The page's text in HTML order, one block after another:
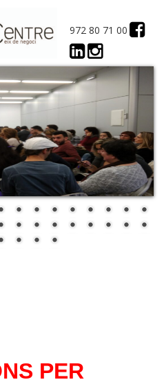
972 80 71 00
PER